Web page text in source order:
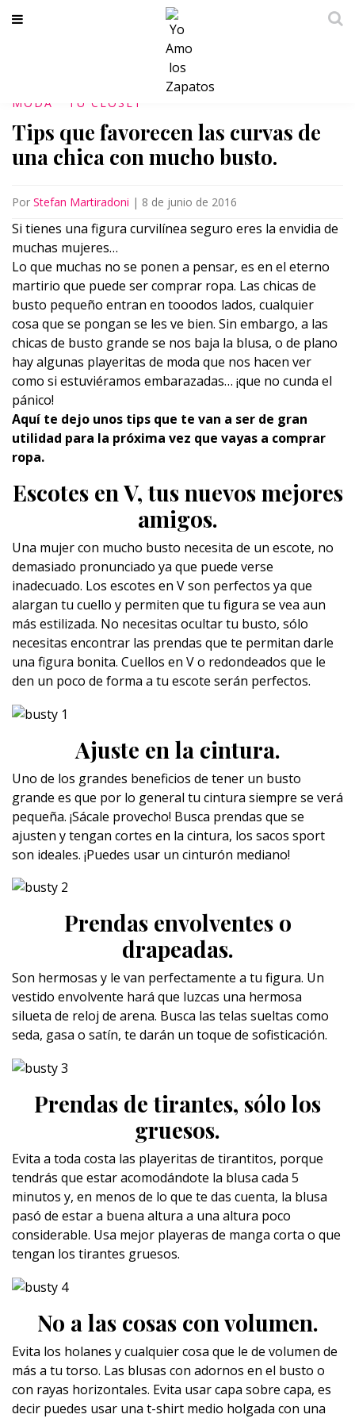
MODA TU CLÓSET
Tips que favorecen las curvas de
una chica con mucho busto.
Por Stefan Martiradoni | 8 de junio de 2016
Si tienes una figura curvilínea seguro eres la envidia de
muchas mujeres…
Lo que muchas no se ponen a pensar, es en el eterno
martirio que puede ser comprar ropa. Las chicas de
busto pequeño entran en tooodos lados, cualquier
cosa que se pongan se les ve bien. Sin embargo, a las
chicas de busto grande se nos baja la blusa, o de plano
hay algunas playeritas de moda que nos hacen ver
como si estuviéramos embarazadas… ¡que no cunda el
pánico!
Aquí te dejo unos tips que te van a ser de gran
utilidad para la próxima vez que vayas a comprar
ropa.
Escotes en V, tus nuevos mejores
amigos.
Una mujer con mucho busto necesita de un escote, no
demasiado pronunciado ya que puede verse
inadecuado. Los escotes en V son perfectos ya que
alargan tu cuello y permiten que tu figura se vea aun
más estilizada. No necesitas ocultar tu busto, sólo
necesitas encontrar las prendas que te permitan darle
una figura bonita. Cuellos en V o redondeados que le
den un poco de forma a tu escote serán perfectos.
Ajuste en la cintura.
Uno de los grandes beneficios de tener un busto
grande es que por lo general tu cintura siempre se verá
pequeña. ¡Sácale provecho! Busca prendas que se
ajusten y tengan cortes en la cintura, los sacos sport
son ideales. ¡Puedes usar un cinturón mediano!
Prendas envolventes o
drapeadas.
Son hermosas y le van perfectamente a tu figura. Un
vestido envolvente hará que luzcas una hermosa
silueta de reloj de arena. Busca las telas sueltas como
seda, gasa o satín, te darán un toque de sofisticación.
Prendas de tirantes, sólo los
gruesos.
Evita a toda costa las playeritas de tirantitos, porque
tendrás que estar acomodándote la blusa cada 5
minutos y, en menos de lo que te das cuenta, la blusa
pasó de estar a buena altura a una altura poco
considerable. Usa mejor playeras de manga corta o que
tengan los tirantes gruesos.
No a las cosas con volumen.
Evita los holanes y cualquier cosa que le de volumen de
más a tu torso. Las blusas con adornos en el busto o
con rayas horizontales. Evita usar capa sobre capa, es
decir puedes usar una t-shirt medio holgada con una